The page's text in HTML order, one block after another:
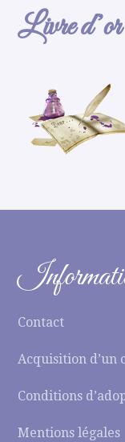
Livre d’or
Contact
Acquisition d’un
Conditions
Mentions légales